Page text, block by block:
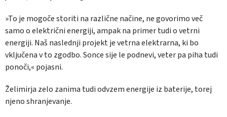
»To je mogoče storiti na različne načine, ne govorimo več
samo o električni energiji, ampak na primer tudi o vetrni
energiji. Naš naslednji projekt je vetrna elektrarna, ki bo
vključena v to zgodbo. Sonce sije le podnevi, veter pa piha tudi
ponoči,« pojasni.
Želimirja zelo zanima tudi odvzem energije iz baterije, torej
njeno shranjevanje.